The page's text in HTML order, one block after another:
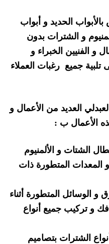
الحديد و أبواب
و الشترات بدون
الفنيين الخبراء و
تلبية جميع رغبات العملاء
العديد من الأعمال و
الأعمال ب :
الشتات و الألمنيوم
المعدات المتطورة ذات
و الوسائل المتطورة أثناء
فك و تركيب جميع أنواع
الشترات بتصاميم